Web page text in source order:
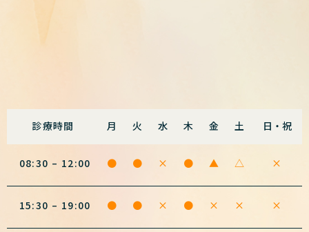
診療時間 月 火 水 木 金 土 日・祝
08:30 – 12:00 ● ● × ● ▲ △ ×
15:30 – 19:00 ● ● × ● × × ×